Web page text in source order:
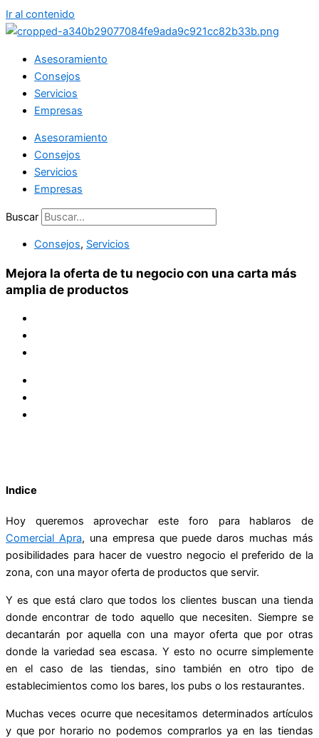
Ir al contenido
Asesoramiento
Consejos
Servicios
Empresas
Asesoramiento
Consejos
Servicios
Empresas
Buscar
Consejos, Servicios
Mejora la oferta de tu negocio con una carta más
amplia de productos
Indice
Hoy queremos aprovechar este foro para hablaros de
Comercial Apra, una empresa que puede daros muchas más
posibilidades para hacer de vuestro negocio el preferido de la
zona, con una mayor oferta de productos que servir.
Y es que está claro que todos los clientes buscan una tienda
donde encontrar de todo aquello que necesiten. Siempre se
decantarán por aquella con una mayor oferta que por otras
donde la variedad sea escasa. Y esto no ocurre simplemente
en el caso de las tiendas, sino también en otro tipo de
establecimientos como los bares, los pubs o los restaurantes.
Muchas veces ocurre que necesitamos determinados artículos
y que por horario no podemos comprarlos ya en las tiendas